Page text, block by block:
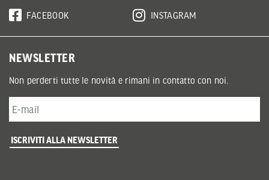
FACEBOOK INSTAGRAM
NEWSLETTER
Non perderti tutte le novità e rimani in contatto con noi.
ISCRIVITI ALLA NEWSLETTER